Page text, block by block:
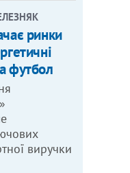
ринки
футбол
виручки